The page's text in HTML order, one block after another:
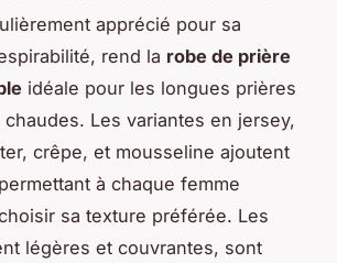
apprécié pour sa
rend la robe de prière
idéale pour les longues prières
Les variantes en jersey,
crêpe, et mousseline ajoutent
à chaque femme
sa texture préférée. Les
légères et couvrantes, sont